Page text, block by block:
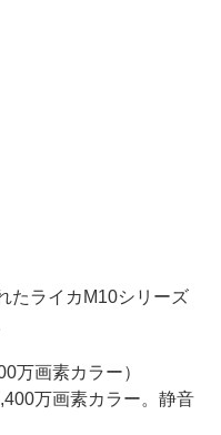
たライカM10シリーズ
万画素カラー）
万画素カラー。静音